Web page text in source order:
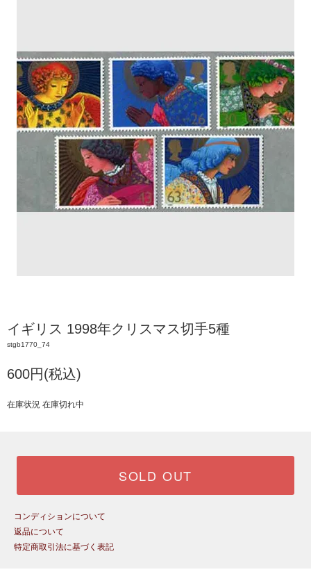
イギリス 1998年クリスマス切手5種
stgb1770_74
600円(税込)
在庫状況 在庫切れ中
SOLD OUT
コンディションについて
返品について
特定商取引法に基づく表記